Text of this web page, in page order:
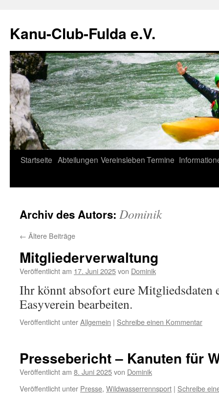
springen
Kanu-Club-Fulda e.V.
Startseite Abteilungen VereinslebenTermine
Archiv des Autors: Dominik
← Ältere Beiträge
Mitgliederverwaltung
Veröffentlicht am 17. Juni 2025von Dominik
Ihr könnt absofort eure Mitgliedsdaten
Easyverein bearbeiten.
Veröffentlicht unterAllgemein | Schreibe einen Kommentar
Pressebericht – Kanuten für
Veröffentlicht am 8. Juni 2025von Dominik
Veröffentlicht unter Presse, Wildwasserrennsport | Schreibe